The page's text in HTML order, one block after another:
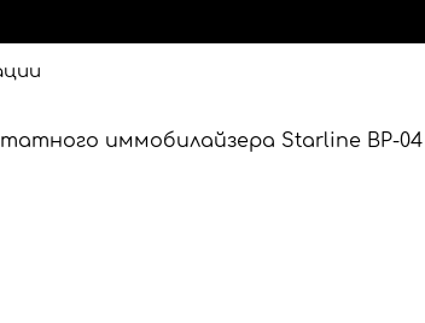
иммобилайзера Starline BP-04